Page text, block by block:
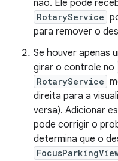
não. Ele pode
RotaryService
para remover o
Se houver apenas
girar o controle no
RotaryService
direita para a
versa). Adicionar
pode corrigir o
determina que o